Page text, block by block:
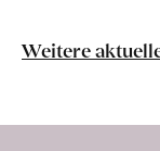
Weitere